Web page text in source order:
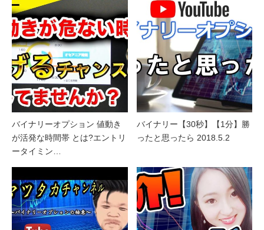
バイナリーオプション 値動き
が活発な時間帯 とは?エントリ
ータイミン…
バイナリー【30秒】【1分】勝
ったと思ったら 2018.5.2